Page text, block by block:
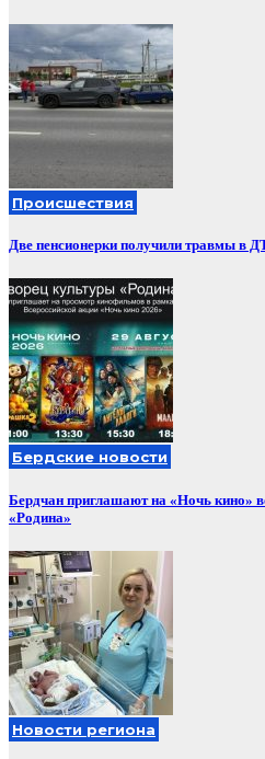
Происшествия
Две пенсионерки получили травмы в
Бердские новости
Бердчан приглашают на «Ночь кино»
«Родина»
Новости региона